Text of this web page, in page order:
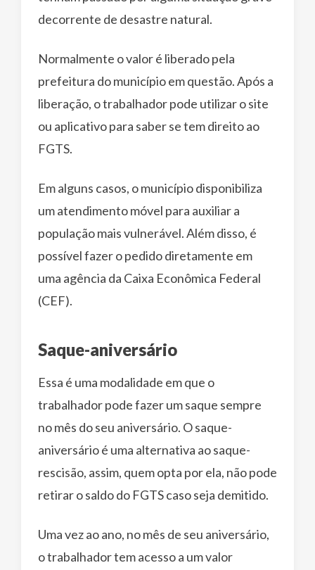
decorrente de desastre natural.
Normalmente o valor é liberado pela
prefeitura do município em questão. Após a
liberação, o trabalhador pode utilizar o site
ou aplicativo para saber se tem direito ao
FGTS.
Em alguns casos, o município disponibiliza
um atendimento móvel para auxiliar a
população mais vulnerável. Além disso, é
possível fazer o pedido diretamente em
uma agência da Caixa Econômica Federal
(CEF).
Saque-aniversário
Essa é uma modalidade em que o
trabalhador pode fazer um saque sempre
no mês do seu aniversário. O saque-
aniversário é uma alternativa ao saque-
rescisão, assim, quem opta por ela, não pode
retirar o saldo do FGTS caso seja demitido.
Uma vez ao ano, no mês de seu aniversário,
o trabalhador tem acesso a um valor